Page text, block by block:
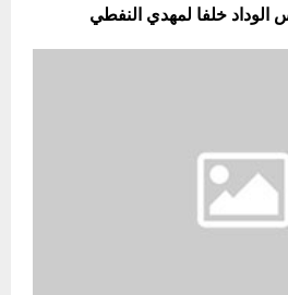
خلفا لمهدي النفطي